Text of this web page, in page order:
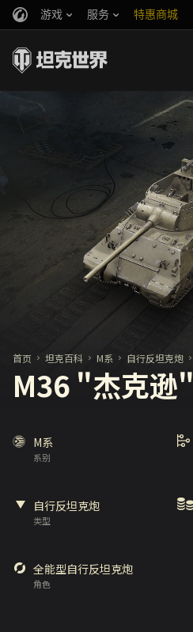
游戏 服务 特惠商城
你好，吾久
万圣节
《以战止战》
官方自媒体
首页 坦克百科 M系 自行反坦克炮
M36 "杰克逊"
系别
M系
类型
自行反坦克炮
角色
全能型自行反坦克炮